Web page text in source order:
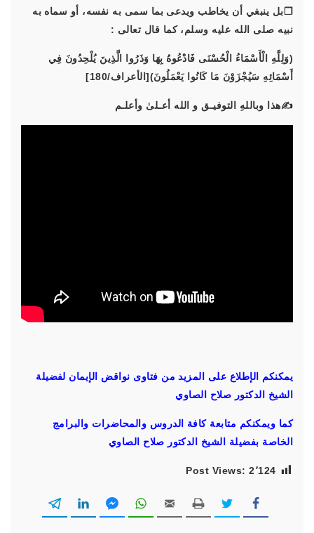
❐بل ينبغي أن يخاطب ويدعى بما سمى به نفسه، أو سماه به
نبيه صلى الله عليه وسلم، كما قال تعالى :
(وَلِلَّهِ الْأَسْمَاءُ الْحُسْنَى فَادْعُوهُ بِهَا وَذَرُوا الَّذِينَ يُلْحِدُونَ فِي
أَسْمَائِهِ سَيُجْزَوْنَ مَا كَانُوا يَعْمَلُونَ)[الأعراف/180]
✍هذا وباللهِ التوفيـق و الله أعـلىٰ وأعلـم
يمكنكم الإطلاع على المزيد من فتاوى نواقض الإيمان لفضيلة
الشيخ الدكتور صلاح الصاوي
كما ويمكنكم متابعة كافة الدروس والمحاضرات والبرامج
الخاصة بفضيلة الشيخ الدكتور صلاح الصاوي
Post Views: 2٬124